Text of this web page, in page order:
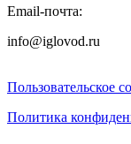
Email-почта:
info@iglovod.ru
Пользовательское
Политика